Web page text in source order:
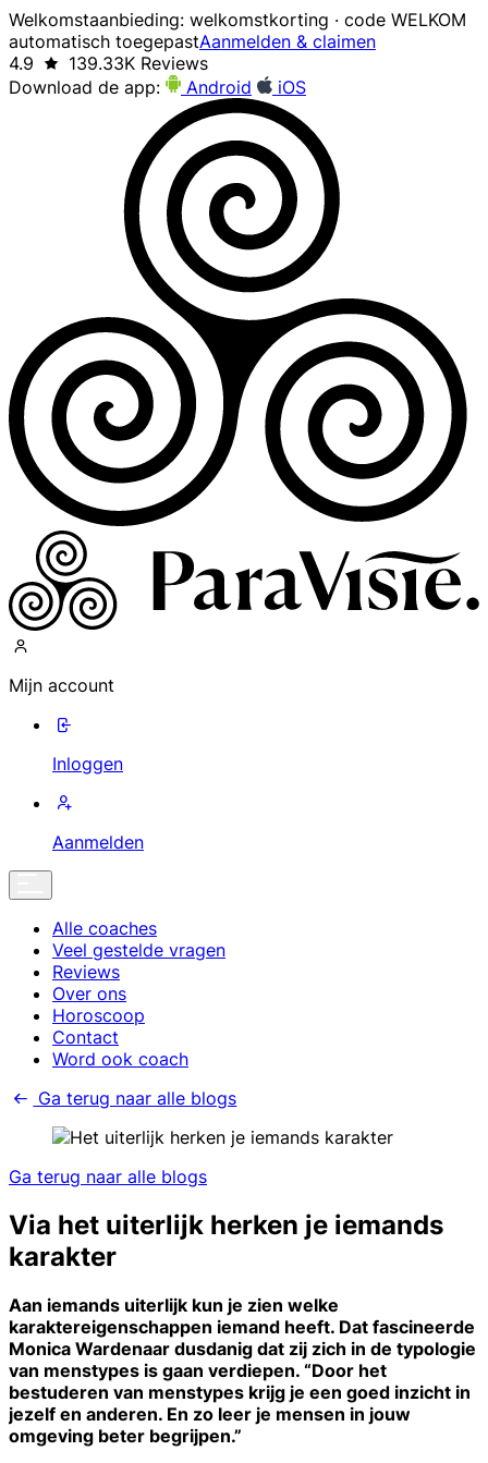
Welkomstaanbieding: welkomstkorting · code WELKOM
automatisch toegepastAanmelden & claimen
4.9
139.33K Reviews
Download de app:
Android iOS
Mijn account
Inloggen
Aanmelden
Alle coaches
Veel gestelde vragen
Reviews
Over ons
Horoscoop
Contact
Word ook coach
Ga terug naar alle blogs
Ga terug naar alle blogs
Via het uiterlijk herken je iemands
karakter
Aan iemands uiterlijk kun je zien welke
karaktereigenschappen iemand heeft. Dat fascineerde
Monica Wardenaar dusdanig dat zij zich in de typologie
van menstypes is gaan verdiepen. “Door het
bestuderen van menstypes krijg je een goed inzicht in
jezelf en anderen. En zo leer je mensen in jouw
omgeving beter begrijpen.”